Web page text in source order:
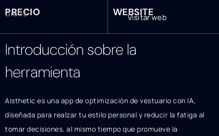
PRECIO
Gratis WEBSITE
Visitar web
Introducción sobre la
herramienta
Aisthetic es una app de optimización de vestuario con IA,
diseñada para realzar tu estilo personal y reducir la fatiga al
tomar decisiones, al mismo tiempo que promueve la